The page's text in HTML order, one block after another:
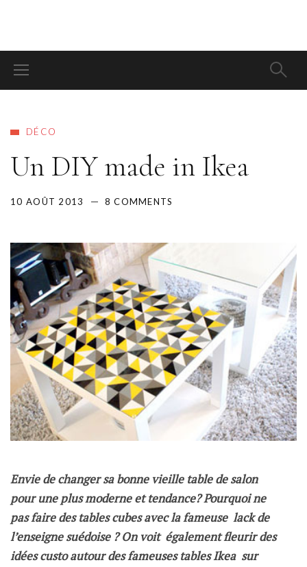
DÉCO
Un DIY made in Ikea
10 AOÛT 2013 8 COMMENTS
Envie de changer sa bonne vieille table de salon
pour une plus moderne et tendance? Pourquoi ne
pas faire des tables cubes avec la fameuse lack de
l’enseigne suédoise ? On voit également fleurir des
idées custo autour des fameuses tables Ikea sur